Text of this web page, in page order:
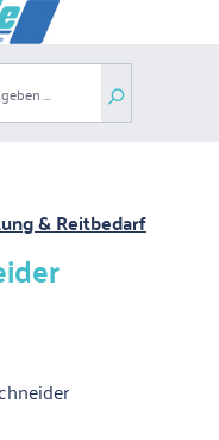
0 Positionen. Der
& Reitbedarf